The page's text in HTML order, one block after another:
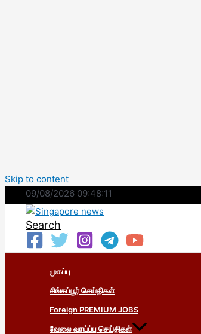
Skip to content
09/08/2026 09:48:12
Search
முகப்பு
சிங்கப்பூர் செய்திகள்
Foreign PREMIUM JOBS
வேலை வாய்ப்பு செய்திகள்